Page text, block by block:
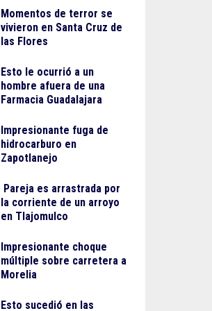
Momentos de terror se
vivieron en Santa Cruz de
las Flores
Esto le ocurrió a un
hombre afuera de una
Farmacia Guadalajara
Impresionante fuga de
hidrocarburo en
Zapotlanejo
Pareja es arrastrada por
la corriente de un arroyo
en Tlajomulco
Impresionante choque
múltiple sobre carretera a
Morelia
Esto sucedió en las